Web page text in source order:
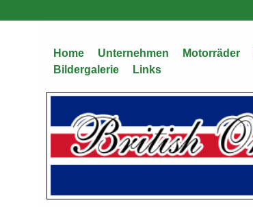
zum
Home Unternehmen Motorräder
Bildergalerie
Links